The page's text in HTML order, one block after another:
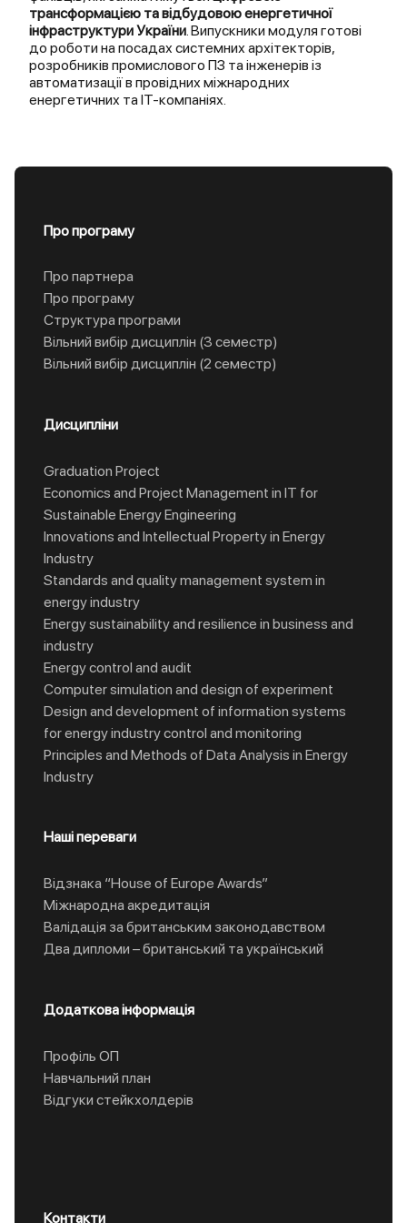
трансформацією та відбудовою енергетичної
інфраструктури України. Випускники модуля готові
до роботи на посадах системних архітекторів,
розробників промислового ПЗ та інженерів із
автоматизації в провідних міжнародних
енергетичних та ІТ-компаніях.
Про програму
Про партнера
Про програму
Структура програми
Вільний вибір дисциплін (3 семестр)
Вільний вибір дисциплін (2 семестр)
Дисципліни
Graduation Project
Economics and Project Management in IT for
Sustainable Energy Engineering
Innovations and Intellectual Property in Energy
Industry
Standards and quality management system in
energy industry
Energy sustainability and resilience in business and
industry
Energy control and audit
Computer simulation and design of experiment
Design and development of information systems
for energy industry control and monitoring
Principles and Methods of Data Analysis in Energy
Industry
Наші переваги
Відзнака “House of Europe Awards”
Міжнародна акредитація
Валідація за британським законодавством
Два дипломи – британський та український
Додаткова інформація
Профіль ОП
Навчальний план
Відгуки стейкхолдерів
Контакти